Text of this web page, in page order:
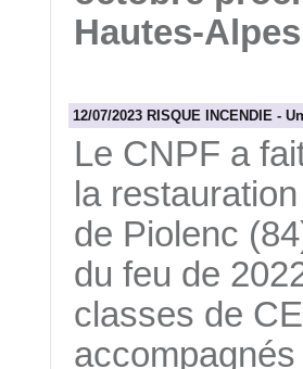
Hautes-Alpes
12/07/2023 RISQUE INCENDIE -
Le CNPF a
la
de Piolenc
du feu de
classes de